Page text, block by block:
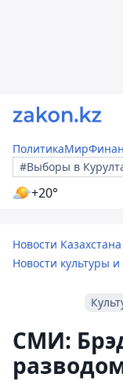
ПолитикаМир
#Выборы в
+20°
Новости
Новости культуры
СМИ: